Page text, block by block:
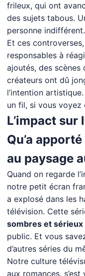
frileux, qui ont
des sujets tabous.
personne indifférent.
Et ces
responsables à
ajoutés, des
créateurs ont dû
l’intention
un fil, si vous voyez
L’impact
Qu’a
au paysage
Quand on regarde
notre petit écran
a explosé dans les
télévision. Cette
sombres et sérieux
public. Et vous
d’autres séries du
Notre culture
aux romances,